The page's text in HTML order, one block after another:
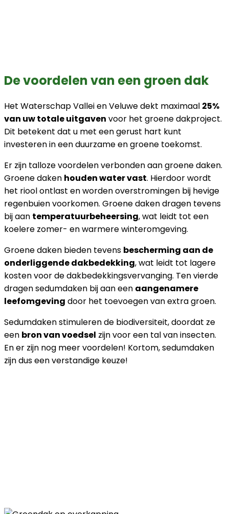
De voordelen van een groen dak
Het Waterschap Vallei en Veluwe dekt maximaal 25%
van uw totale uitgaven voor het groene dakproject.
Dit betekent dat u met een gerust hart kunt
investeren in een duurzame en groene toekomst.
Er zijn talloze voordelen verbonden aan groene daken.
Groene daken houden water vast. Hierdoor wordt
het riool ontlast en worden overstromingen bij hevige
regenbuien voorkomen. Groene daken dragen tevens
bij aan temperatuurbeheersing, wat leidt tot een
koelere zomer- en warmere winteromgeving.
Groene daken bieden tevens bescherming aan de
onderliggende dakbedekking, wat leidt tot lagere
kosten voor de dakbedekkingsvervanging. Ten vierde
dragen sedumdaken bij aan een aangenamere
leefomgeving door het toevoegen van extra groen.
Sedumdaken stimuleren de biodiversiteit, doordat ze
een bron van voedsel zijn voor een tal van insecten.
En er zijn nog meer voordelen! Kortom, sedumdaken
zijn dus een verstandige keuze!